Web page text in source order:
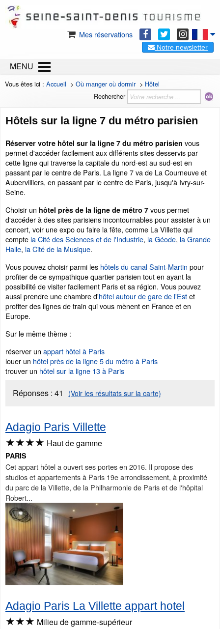
Mes réservations
Notre newsletter
MENU
Vous êtes ici : Accueil > Où manger où dormir> Hôtel
Rechercher
Hôtels sur la ligne 7 du métro parisien
Réserver votre hôtel sur la ligne 7 du métro parisien vous
permet d'accéder facilement aux différents sites desservis par
cette ligne qui traverse la capitale du nord-est au sud-est en
passant par le centre de Paris. La ligne 7 va de La Courneuve et
Aubervilliers, en passant par le centre de Paris, jusqu'à Ivry-sur-
Seine.
Choisir un hôtel près de la ligne de métro 7 vous permet
d'accéder à des sites parisiens incontournables pour assister à un
concert, voir une expo ou faire la fête, comme La Villette qui
compte la Cité des Sciences et de l'Industrie, la Géode, la Grande
Halle, la Cité de la Musique.
Vous pouvez choisir parmi les hôtels du canal Saint-Martin pour
profiter de ce sympathique quartier parisien tout en ayant la
possibilité de visiter facilement Paris et sa région. Vous pouvez
aussi prendre une chambre d'hôtel autour de gare de l'Estet
profiter des lignes de train qui vous mènent en France et en
Europe.
Sur le même thème :
réserver un appart hôtel à Paris
louer un hôtel près de la ligne 5 du métro à Paris
trouver un hôtel sur la ligne 13 à Paris
Réponses : 41 (Voir les résultats sur la carte)
Adagio Paris Villette
★★★★ Haut de gamme
PARIS
Cet appart hôtel a ouvert ses portes en 2016. Il propose des
studios et appartements à Paris 19e arrondissement, à proximité
du parc de la Villette, de la Philharmonie de Paris et de l'hôpital
Robert...
Adagio Paris La Villette appart hotel
★★★ Milieu de gamme-supérieur